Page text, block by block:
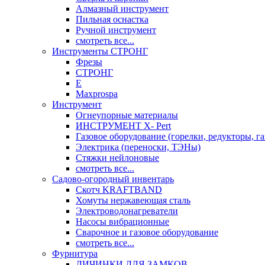
Алмазный инструмент
Пильная оснастка
Ручной инструмент
смотреть все...
Инструменты СТРОНГ
Фрезы
СТРОНГ
Е
Maxprospa
Инструмент
Огнеупорные материалы
ИНСТРУМЕНТ X- Pert
Газовое оборудование (горелки, редукторы,
Электрика (переноски, ТЭНы)
Стяжки нейлоновые
смотреть все...
Садово-огородный инвентарь
Скотч KRAFTBAND
Хомуты нержавеющая сталь
Электроводонагреватели
Насосы вибрационные
Сварочное и газовое оборудование
смотреть все...
Фурнитура